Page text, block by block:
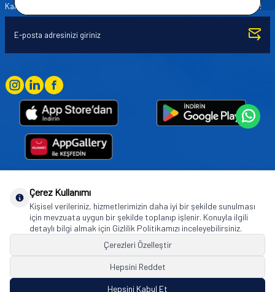
Kampanya ve yeniliklerden haberdar olmak için e-bültenimize abone olun!
Goodyear (and Winged Foot Design) are trademarks of or licensed to The Goodyear
Tire & Rubber Company used under license by Basbug Group Company,
Istanbul/Türkiye. © 2026 The Goodyear Tire & Rubber Company.
Çerez Kullanımı
Kişisel verileriniz, hizmetlerimizin daha iyi bir şekilde sunulması
için mevzuata uygun bir şekilde toplanıp işlenir. Konuyla ilgili
detaylı bilgi almak için Gizlilik Politikamızı inceleyebilirsiniz.
Çerezleri Özelleştir
Hepsini Reddet
Hepsini Kabul Et